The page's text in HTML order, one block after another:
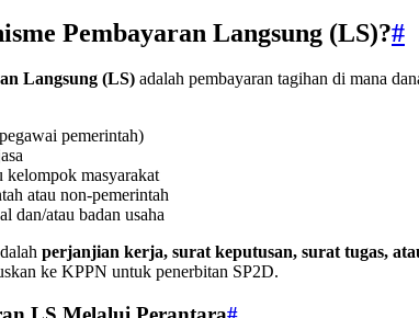
Pembayaran Langsung (LS)?#
Langsung (LS) adalah pembayaran tagihan di mana
pemerintah)
kelompok masyarakat
atau non-pemerintah
dan/atau badan usaha
perjanjian kerja, surat keputusan, surat tugas,
ke KPPN untuk penerbitan SP2D.